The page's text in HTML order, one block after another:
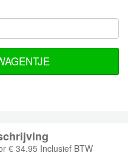
€ 34.95 Inclusief BTW